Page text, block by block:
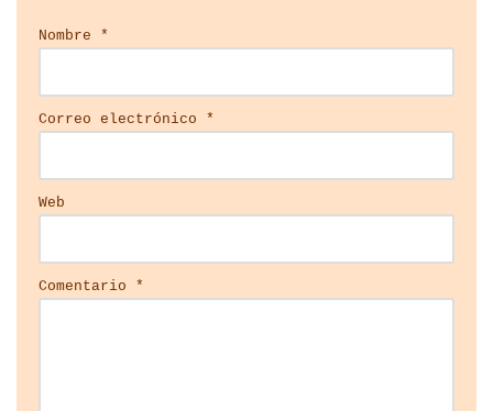
Nombre *
Correo electrónico *
Web
Comentario *